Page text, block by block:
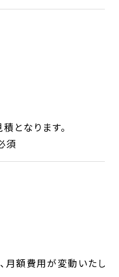
となります。
須
額費用が変動いたしま